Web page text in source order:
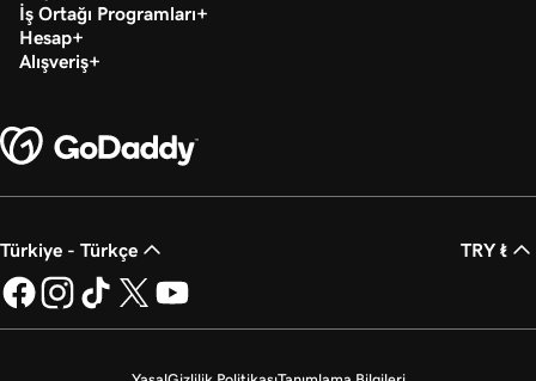
İş Ortağı Programları
Hesap
Alışveriş
Türkiye - Türkçe TRY ₺